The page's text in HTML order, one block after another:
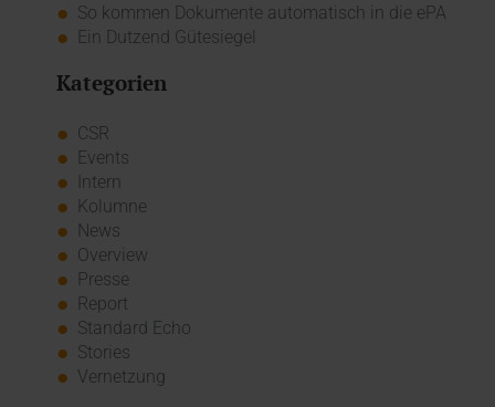
So kommen Dokumente automatisch in die ePA
Ein Dutzend Gütesiegel
Kategorien
CSR
Events
Intern
Kolumne
News
Overview
Presse
Report
Standard Echo
Stories
Vernetzung